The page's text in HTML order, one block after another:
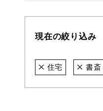
現在の絞り込み
住宅 書斎